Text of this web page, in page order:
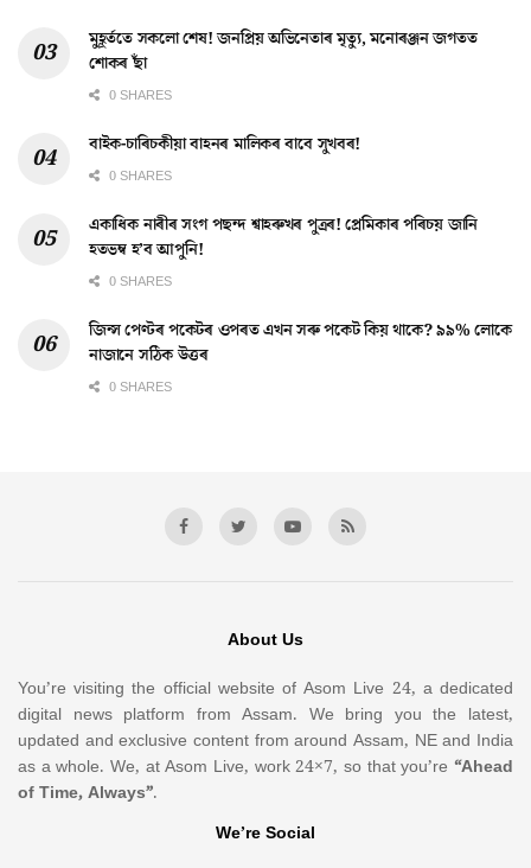
মুহূৰ্ততে সকলো শেষ! জনপ্ৰিয় অভিনেতাৰ মৃত্যু, মনোৰঞ্জন জগতত
শোকৰ ছাঁ
0 SHARES
বাইক-চাৰিচকীয়া বাহনৰ মালিকৰ বাবে সুখবৰ!
0 SHARES
একাধিক নাৰীৰ সংগ পছন্দ শ্বাহৰুখৰ পুত্ৰৰ! প্ৰেমিকাৰ পৰিচয় জানি
হতভম্ব হ’ব আপুনি!
0 SHARES
জিন্স পেণ্টৰ পকেটৰ ওপৰত এখন সৰু পকেট কিয় থাকে? ৯৯% লোকে
নাজানে সঠিক উত্তৰ
0 SHARES
About Us
You’re visiting the official website of Asom Live 24, a dedicated
digital news platform from Assam. We bring you the latest,
updated and exclusive content from around Assam, NE and India
as a whole. We, at Asom Live, work 24×7, so that you’re “Ahead
of Time, Always”.
We’re Social